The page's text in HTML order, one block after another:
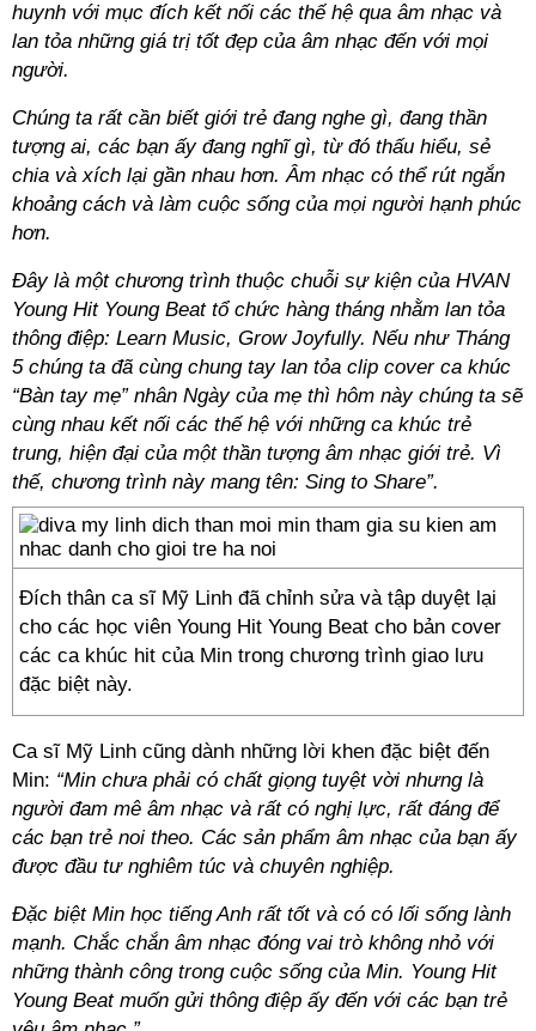
huynh với mục đích kết nối các thế hệ qua âm nhạc và
lan tỏa những giá trị tốt đẹp của âm nhạc đến với mọi
người.
Chúng ta rất cần biết giới trẻ đang nghe gì, đang thần
tượng ai, các bạn ấy đang nghĩ gì, từ đó thấu hiểu, sẻ
chia và xích lại gần nhau hơn. Âm nhạc có thể rút ngắn
khoảng cách và làm cuộc sống của mọi người hạnh phúc
hơn.
Đây là một chương trình thuộc chuỗi sự kiện của HVAN
Young Hit Young Beat tổ chức hàng tháng nhằm lan tỏa
thông điệp: Learn Music, Grow Joyfully. Nếu như Tháng
5 chúng ta đã cùng chung tay lan tỏa clip cover ca khúc
“Bàn tay mẹ” nhân Ngày của mẹ thì hôm này chúng ta sẽ
cùng nhau kết nối các thế hệ với những ca khúc trẻ
trung, hiện đại của một thần tượng âm nhạc giới trẻ. Vì
thế, chương trình này mang tên: Sing to Share”.
Đích thân ca sĩ Mỹ Linh đã chỉnh sửa và tập duyệt lại
cho các học viên Young Hit Young Beat cho bản cover
các ca khúc hit của Min trong chương trình giao lưu
đặc biệt này.
Ca sĩ Mỹ Linh cũng dành những lời khen đặc biệt đến
Min: “Min chưa phải có chất giọng tuyệt vời nhưng là
người đam mê âm nhạc và rất có nghị lực, rất đáng để
các bạn trẻ noi theo. Các sản phẩm âm nhạc của bạn ấy
được đầu tư nghiêm túc và chuyên nghiệp.
Đặc biệt Min học tiếng Anh rất tốt và có có lối sống lành
mạnh. Chắc chắn âm nhạc đóng vai trò không nhỏ với
những thành công trong cuộc sống của Min. Young Hit
Young Beat muốn gửi thông điệp ấy đến với các bạn trẻ